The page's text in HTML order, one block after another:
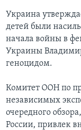
Украина
детей были
начала войны в
Украины
геноцидом.
Комитет ООН по
независимых
очередного
России, привлек